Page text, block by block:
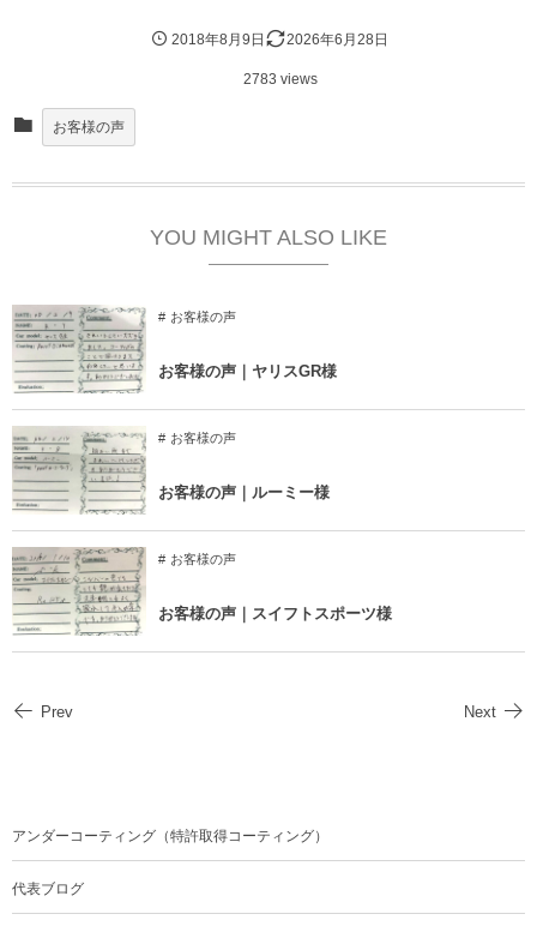
2018年8月9日 2026年6月28日
2783 views
お客様の声
YOU MIGHT ALSO LIKE
お客様の声
お客様の声｜ヤリスGR様
お客様の声
お客様の声｜ルーミー様
お客様の声
お客様の声｜スイフトスポーツ様
Prev Next
アンダーコーティング（特許取得コーティング）
代表ブログ